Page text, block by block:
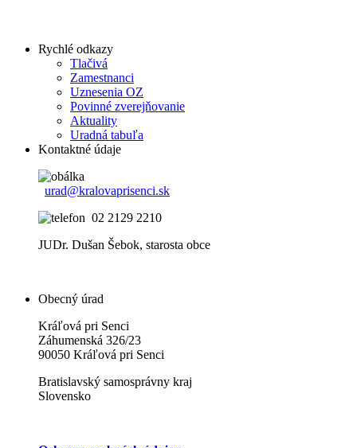
Rychlé odkazy
Tlačivá
Zamestnanci
Uznesenia OZ
Povinné zverejňovanie
Aktuality
Uradná tabuľa
Kontaktné údaje
urad@kralovaprisenci.sk
02 2129 2210
JUDr. Dušan Šebok, starosta obce
Obecný úrad
Kráľová pri Senci
Záhumenská 326/23
90050 Kráľová pri Senci
Bratislavský samosprávny kraj
Slovensko